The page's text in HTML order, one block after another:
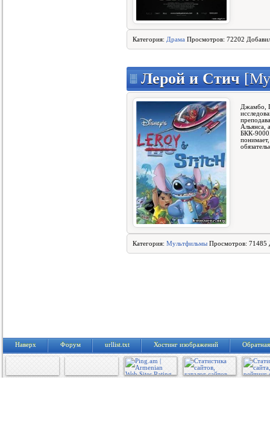
Категория: Драма Просмотров: 72202
Лерой и Стич
Джамбо,
Альянса,
БКК-
Категория: Мультфильмы Просмотров: 71485
Наверх Форум urllist.txt Хостинг изображений Обратная